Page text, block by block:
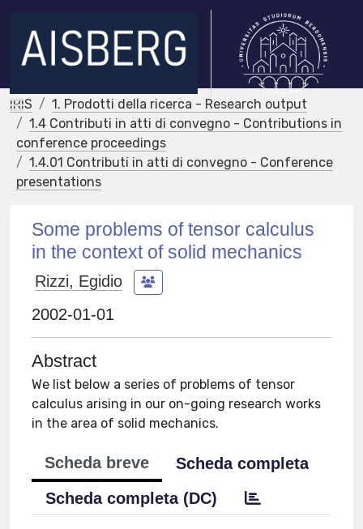
IRIS
1. Prodotti della ricerca - Research output
1.4 Contributi in atti di convegno - Contributions in
conference proceedings
1.4.01 Contributi in atti di convegno - Conference
presentations
Some problems of tensor calculus
in the context of solid mechanics
Rizzi, Egidio
2002-01-01
Abstract
We list below a series of problems of tensor
calculus arising in our on-going research works
in the area of solid mechanics.
Scheda breve
Scheda completa
Scheda completa (DC)